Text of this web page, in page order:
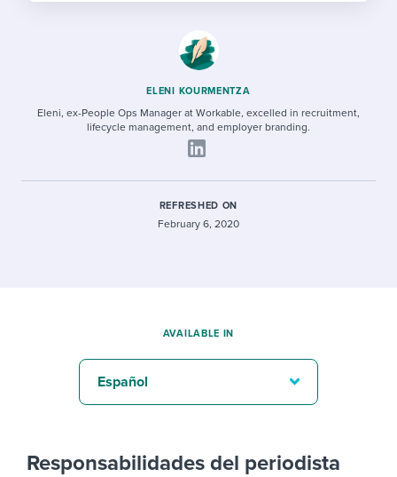
Candidate/employee experiences
ELENI KOURMENTZA
Eleni, ex-People Ops Manager at Workable, excelled in recruitment,
lifecycle management, and employer branding.
REFRESHED ON
February 6, 2020
Responsabilidades del periodista
AVAILABLE IN
Español